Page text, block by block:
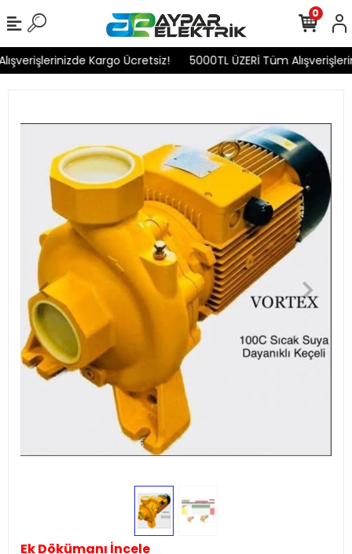
Kargo Ücretsiz! 5000TL ÜZERİ Tüm
0
Ek Dökümanı İncele